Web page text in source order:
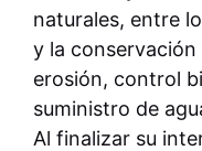
naturales, entre
y la
erosión, control
suministro de
Al finalizar su